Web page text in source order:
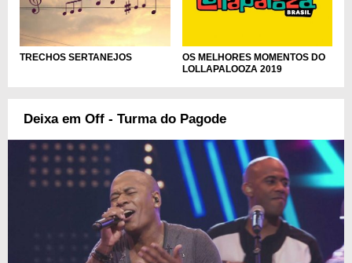
TRECHOS SERTANEJOS
OS MELHORES MOMENTOS DO
LOLLAPALOOZA 2019
Deixa em Off - Turma do Pagode